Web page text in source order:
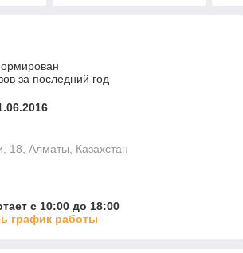
за последний год
18, Алматы, Казахстан
с 10:00 до 18:00
график работы